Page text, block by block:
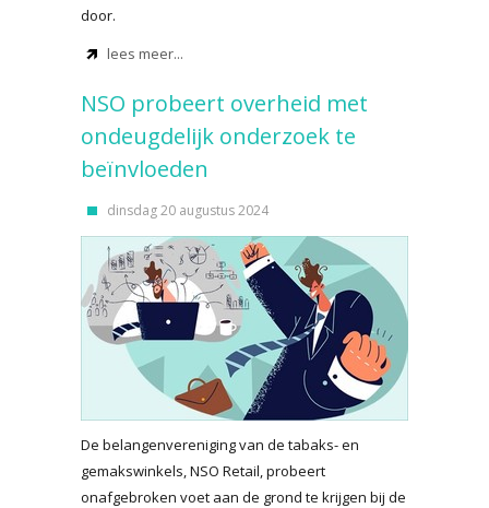
door.
lees meer...
NSO probeert overheid met
ondeugdelijk onderzoek te
beïnvloeden
dinsdag 20 augustus 2024
De belangenvereniging van de tabaks- en
gemakswinkels, NSO Retail, probeert
onafgebroken voet aan de grond te krijgen bij de